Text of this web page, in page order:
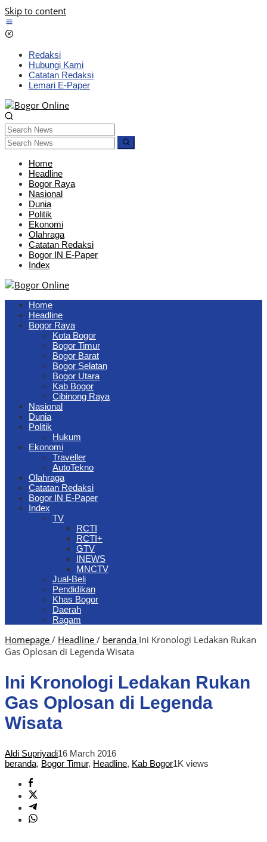
Skip to content
Redaksi
Hubungi Kami
Catatan Redaksi
Lemari E-Paper
Home
Headline
Bogor Raya
Nasional
Dunia
Politik
Ekonomi
Olahraga
Catatan Redaksi
Bogor IN E-Paper
Index
Home
Headline
Bogor Raya
Kota Bogor
Bogor Timur
Bogor Barat
Bogor Selatan
Bogor Utara
Kab Bogor
Cibinong Raya
Nasional
Dunia
Politik
Hukum
Ekonomi
Traveller
AutoTekno
Olahraga
Catatan Redaksi
Bogor IN E-Paper
Index
TV
RCTI
RCTI+
GTV
INEWS
MNCTV
Jual-Beli
Pendidikan
Khas Bogor
Daerah
Ragam
Homepage / Headline / beranda Ini Kronologi Ledakan Rukan
Gas Oplosan di Legenda Wisata
Ini Kronologi Ledakan Rukan
Gas Oplosan di Legenda
Wisata
Aldi Supriyadi16 March 2016
beranda, Bogor Timur, Headline, Kab Bogor1K views